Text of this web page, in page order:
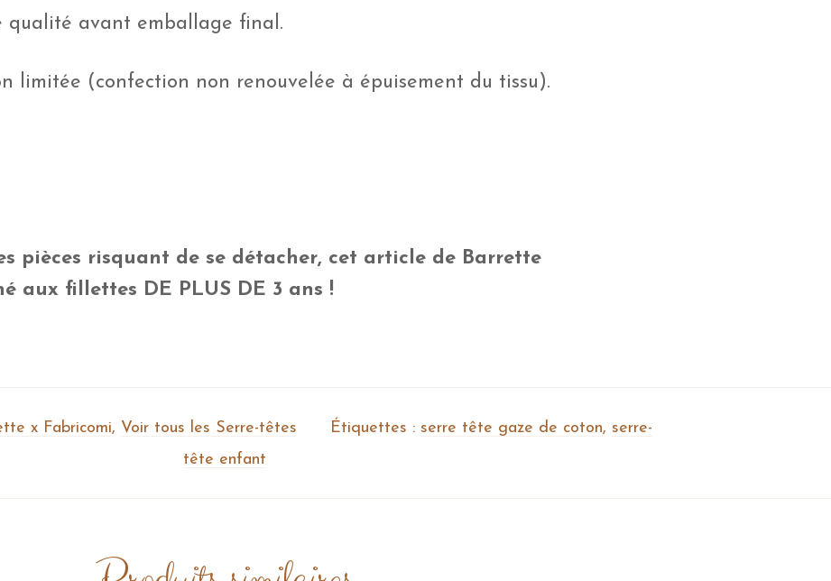
qualité avant emballage final.
limitée (confection non renouvelée à épuisement du tissu).
pièces risquant de se détacher, cet article de Barrette
aux fillettes DE PLUS DE 3 ans !
x Fabricomi, Voir tous les Serre-têtes Étiquettes : serre tête gaze de coton, serre-
tête enfant